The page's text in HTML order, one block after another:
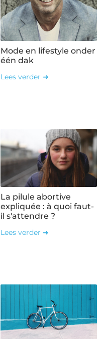
Mode en lifestyle onder
één dak
Lees verder ➜
La pilule abortive
expliquée : à quoi faut-
il s'attendre ?
Lees verder ➜